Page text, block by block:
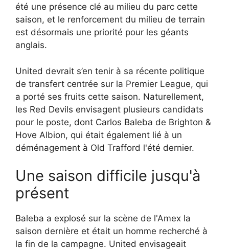
été une présence clé au milieu du parc cette
saison, et le renforcement du milieu de terrain
est désormais une priorité pour les géants
anglais.
United devrait s’en tenir à sa récente politique
de transfert centrée sur la Premier League, qui
a porté ses fruits cette saison. Naturellement,
les Red Devils envisagent plusieurs candidats
pour le poste, dont Carlos Baleba de Brighton &
Hove Albion, qui était également lié à un
déménagement à Old Trafford l'été dernier.
Une saison difficile jusqu'à
présent
Baleba a explosé sur la scène de l'Amex la
saison dernière et était un homme recherché à
la fin de la campagne. United envisageait